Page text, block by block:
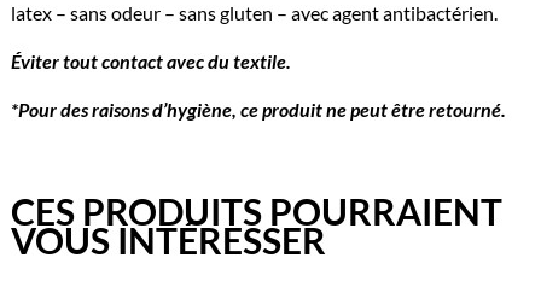
latex – sans odeur – sans gluten – avec agent antibactérien.
Éviter tout contact avec du textile.
*Pour des raisons d’hygiène, ce produit ne peut être retourné.
CES PRODUITS POURRAIENT
VOUS INTÉRESSER